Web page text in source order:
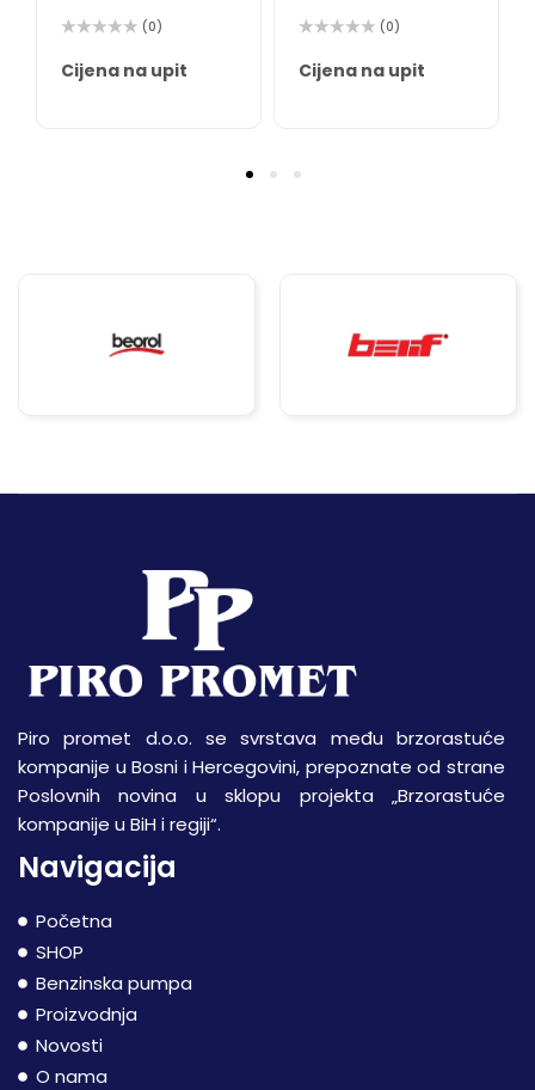
INVERTER WIFI
0
od
(0)
Cijena na upit
120/121 INVERTER WIFI
0
od
(0)
Cijena na upit
Piro promet d.o.o. se svrstava među brzorastuće
kompanije u Bosni i Hercegovini, prepoznate od strane
Poslovnih novina u sklopu projekta „Brzorastuće
kompanije u BiH i regiji“.
Navigacija
Početna
SHOP
Benzinska pumpa
Proizvodnja
Novosti
O nama